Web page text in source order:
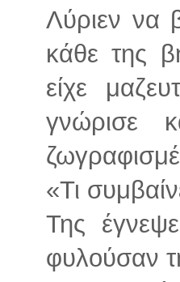
Λύριεν να
κάθε της
είχε
γνώρισε
«Τι
Της
φυλούσαν